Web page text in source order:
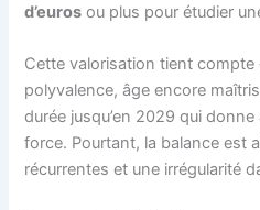
d’euros ou plus pour étudier
Cette valorisation tient compte
polyvalence, âge encore
durée jusqu’en 2029 qui
force. Pourtant, la balance est
récurrentes et une irrégularité